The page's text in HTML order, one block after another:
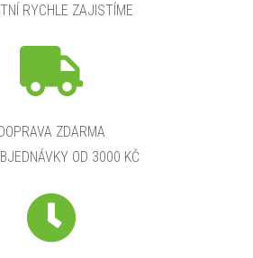
RYCHLE ZAJISTÍME
ZDARMA
OD 3000 KČ